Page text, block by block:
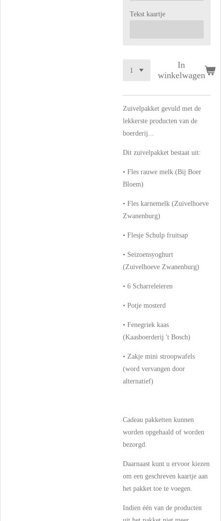
Tekst kaartje
In
winkelwagen
Zuivelpakket gevuld met de
lekkerste producten van de
boerderij...
Dit zuivelpakket bestaat uit:
• Fles rauwe melk (Bij Boer
Bloem)
• Fles karnemelk (Zuivelhoeve
Zwanenburg)
• Flesje Schulp fruitsap
• Seizoensyoghurt
(Zuivelhoeve Zwanenburg)
• 6 Scharreleieren
• Potje mosterd
• Fenegriek kaas
(Kaasboerderij 't Bosch)
• Zakje mini stroopwafels
(word vervangen door
alternatief)
Cadeau pakketten kunnen
worden opgehaald of worden
bezorgd.
Daarnaast kunt u ervoor kiezen
om een geschreven kaartje aan
het pakket toe te voegen.
Indien één van de producten